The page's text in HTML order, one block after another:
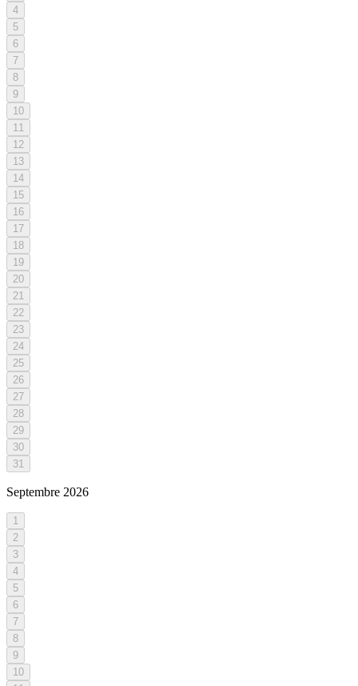
4
5
6
7
8
9
10
11
12
13
14
15
16
17
18
19
20
21
22
23
24
25
26
27
28
29
30
31
Septembre 2026
1
2
3
4
5
6
7
8
9
10